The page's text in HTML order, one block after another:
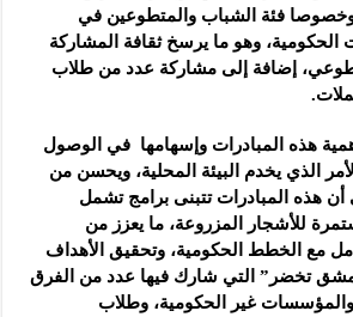
فئة الشباب والمتطوعين في
الحكومية، وهو ما يرسخ ثقافة المشاركة
إضافة إلى مشاركة عدد من طلاب
هذه المبادرات وإسهامها في الوصول
الذي يخدم البيئة المحلية، ويحسن من
أن هذه المبادرات تتبنى برامج تشمل
للأشجار المزروعة، ما يعزز من
مع الخطط الحكومية، وتحقيق الأهداف
تخضر” التي شارك فيها عدد من الفرق
والمؤسسات غير الحكومية، وطلاب